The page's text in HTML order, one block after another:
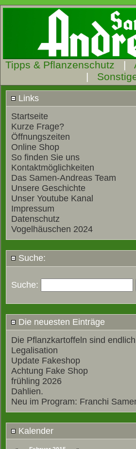
Tipps & Pflanzenschutz |
|
Links
Startseite
Kurze Frage?
Öffnungszeiten
Online Shop
So finden Sie uns
Kontaktmöglichkeiten
Das Samen-Andreas Team
Unsere Geschichte
Unser Youtube Kanal
Impressum
Datenschutz
Vogelhäuschen 2024
Suche:
Suche:
Die neuesten Einträge
Die Pflanzkartoffeln sind
Legalisation
Update Fakeshop
Achtung Fake Shop
frühling 2026
Dahlien.
Neu im Program: Franchi
Kalender